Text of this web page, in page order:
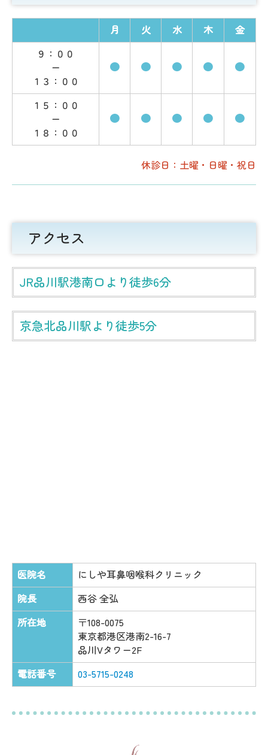
月 火 水 木
金
９：００
ー
１３：００
● ● ● ● ●
１５：００
ー
１８：００
● ● ● ● ●
休診日：土曜・日曜・祝日
アクセス
JR品川駅港南口より徒歩6分
京急北品川駅より徒歩5分
医院名
にしや耳鼻咽喉科クリニック
院長
西谷 全弘
所在地
〒108-0075
東京都港区港南2-16-7
品川Vタワー2F
電話番号
03-5715-0248